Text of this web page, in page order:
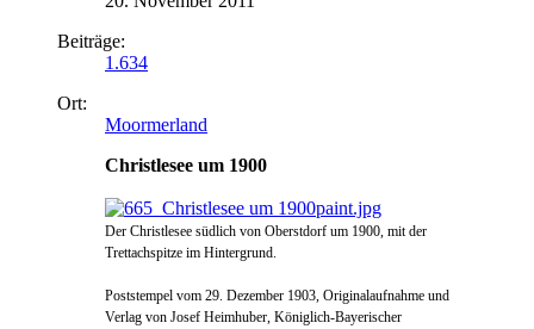
Beiträge:
1.634
Ort:
Moormerland
Christlesee um 1900
Der Christlesee südlich von Oberstdorf um 1900, mit der
Trettachspitze im Hintergrund.
Poststempel vom 29. Dezember 1903, Originalaufnahme und
Verlag von Josef Heimhuber, Königlich-Bayerischer